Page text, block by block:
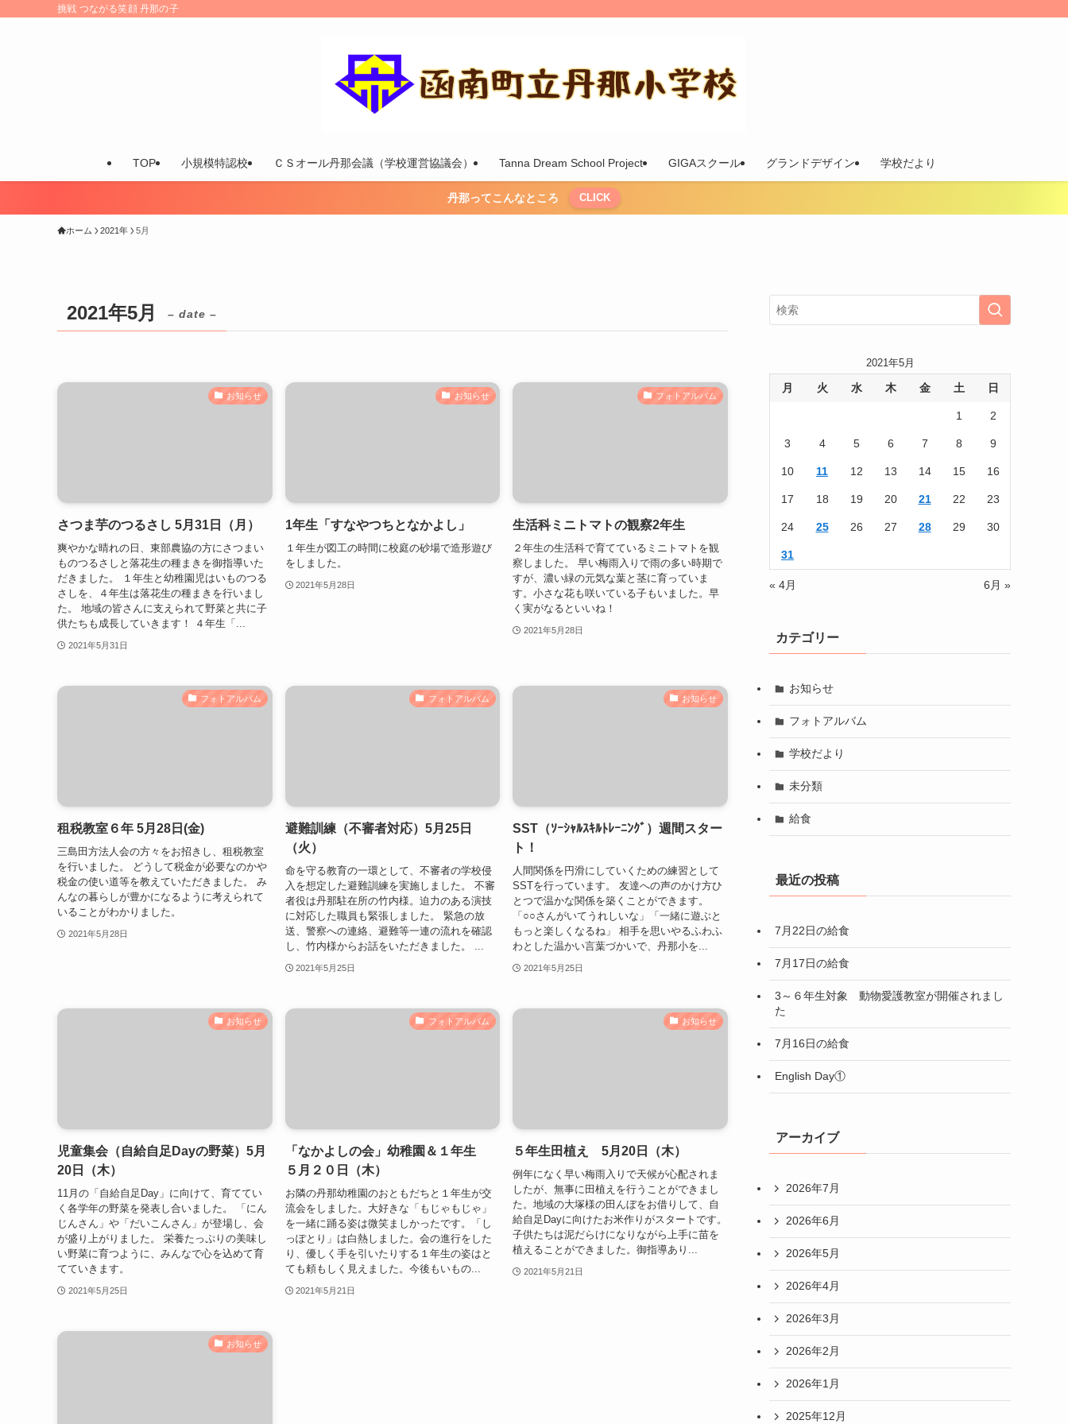
挑戦 つながる笑顔 丹那の子
TOP 小規模特認校 ＣＳオール丹那会議（学校運営協議会） Tanna Dream School Project GIGAスクール グランドデザイン 学校だより
丹那ってこんなところ CLICK
ホーム 2021年 5月
2021年5月 – date –
お知らせ
さつま芋のつるさし 5月31日（月）
爽やかな晴れの日、東部農協の方にさつまい
ものつるさしと落花生の種まきを御指導いた
だきました。 １年生と幼稚園児はいものつる
さしを、４年生は落花生の種まきを行いまし
た。 地域の皆さんに支えられて野菜と共に子
供たちも成長していきます！ ４年生「...
2021年5月31日
お知らせ
1年生「すなやつちとなかよし」
１年生が図工の時間に校庭の砂場で造形遊び
をしました。
2021年5月28日
フォトアルバム
生活科ミニトマトの観察2年生
２年生の生活科で育てているミニトマトを観
察しました。 早い梅雨入りで雨の多い時期で
すが、濃い緑の元気な葉と茎に育っていま
す。小さな花も咲いている子もいました。早
く実がなるといいね！
2021年5月28日
フォトアルバム
租税教室６年 5月28日(金)
三島田方法人会の方々をお招きし、租税教室
を行いました。 どうして税金が必要なのかや
税金の使い道等を教えていただきました。 み
んなの暮らしが豊かになるように考えられて
いることがわかりました。
2021年5月28日
フォトアルバム
避難訓練（不審者対応）5月25日
（火）
命を守る教育の一環として、不審者の学校侵
入を想定した避難訓練を実施しました。 不審
者役は丹那駐在所の竹内様。迫力のある演技
に対応した職員も緊張しました。 緊急の放
送、警察への連絡、避難等一連の流れを確認
し、竹内様からお話をいただきました。 ...
2021年5月25日
お知らせ
SST（ｿｰｼｬﾙｽｷﾙﾄﾚｰﾆﾝｸﾞ）週間スター
ト！
人間関係を円滑にしていくための練習として
SSTを行っています。 友達への声のかけ方ひ
とつで温かな関係を築くことができます。
「○○さんがいてうれしいな」「一緒に遊ぶと
もっと楽しくなるね」 相手を思いやるふわふ
わとした温かい言葉づかいで、丹那小を...
2021年5月25日
お知らせ
児童集会（自給自足Dayの野菜）5月
20日（木）
11月の「自給自足Day」に向けて、育ててい
く各学年の野菜を発表し合いました。 「にん
じんさん」や「だいこんさん」が登場し、会
が盛り上がりました。 栄養たっぷりの美味し
い野菜に育つように、みんなで心を込めて育
てていきます。
2021年5月25日
フォトアルバム
「なかよしの会」幼稚園＆１年生
５月２０日（木）
お隣の丹那幼稚園のおともだちと１年生が交
流会をしました。大好きな「もじゃもじゃ」
を一緒に踊る姿は微笑ましかったです。「し
っぽとり」は白熱しました。会の進行をした
り、優しく手を引いたりする１年生の姿はと
ても頼もしく見えました。今後もいもの...
2021年5月21日
お知らせ
５年生田植え 5月20日（木）
例年になく早い梅雨入りで天候が心配されま
したが、無事に田植えを行うことができまし
た。地域の大塚様の田んぼをお借りして、自
給自足Dayに向けたお米作りがスタートです。
子供たちは泥だらけになりながら上手に苗を
植えることができました。御指導あり...
2021年5月21日
お知らせ
2021年5月
月 火 水 木 金 土 日
1 2
3 4 5 6 7 8 9
10 11 12 13 14 15 16
17 18 19 20 21 22 23
24 25 26 27 28 29 30
31
« 4月 6月 »
カテゴリー
お知らせ
フォトアルバム
学校だより
未分類
給食
最近の投稿
7月22日の給食
7月17日の給食
3～６年生対象 動物愛護教室が開催されまし
た
7月16日の給食
English Day①
アーカイブ
2026年7月
2026年6月
2026年5月
2026年4月
2026年3月
2026年2月
2026年1月
2025年12月